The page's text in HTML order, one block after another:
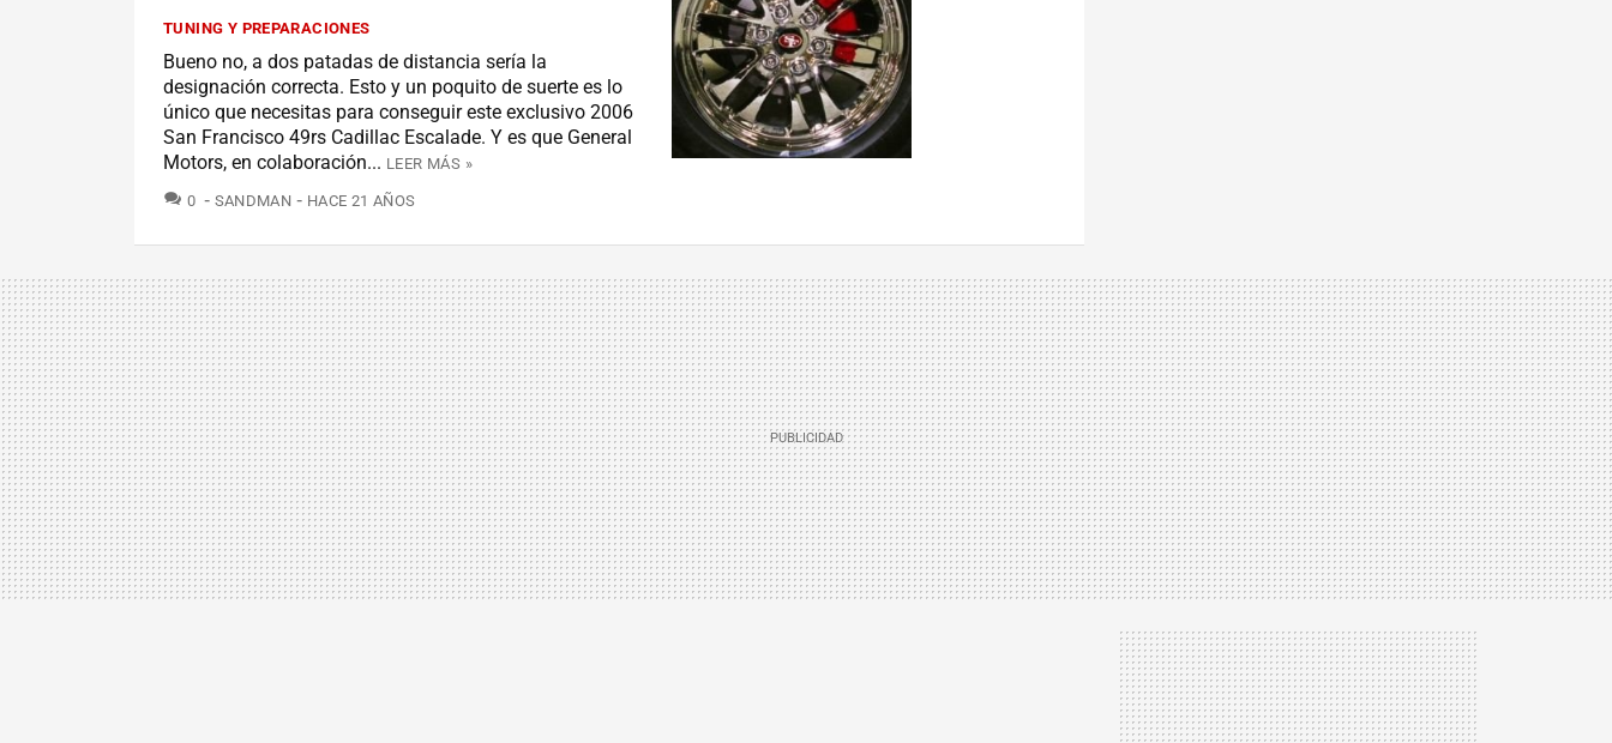
TUNING Y PREPARACIONES
Bueno no, a dos patadas de distancia sería la
designación correcta. Esto y un poquito de suerte es lo
único que necesitas para conseguir este exclusivo 2006
San Francisco 49rs Cadillac Escalade. Y es que General
Motors, en colaboración... LEER MÁS »
0 COMENTARIOS
SANDMAN HACE 21 AÑOS